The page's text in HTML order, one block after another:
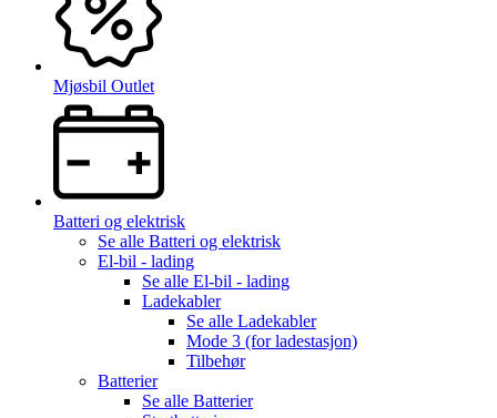
Mjøsbil Outlet
Batteri og elektrisk
Se alle Batteri og elektrisk
El-bil - lading
Se alle El-bil - lading
Ladekabler
Se alle Ladekabler
Mode 3 (for ladestasjon)
Tilbehør
Batterier
Se alle Batterier